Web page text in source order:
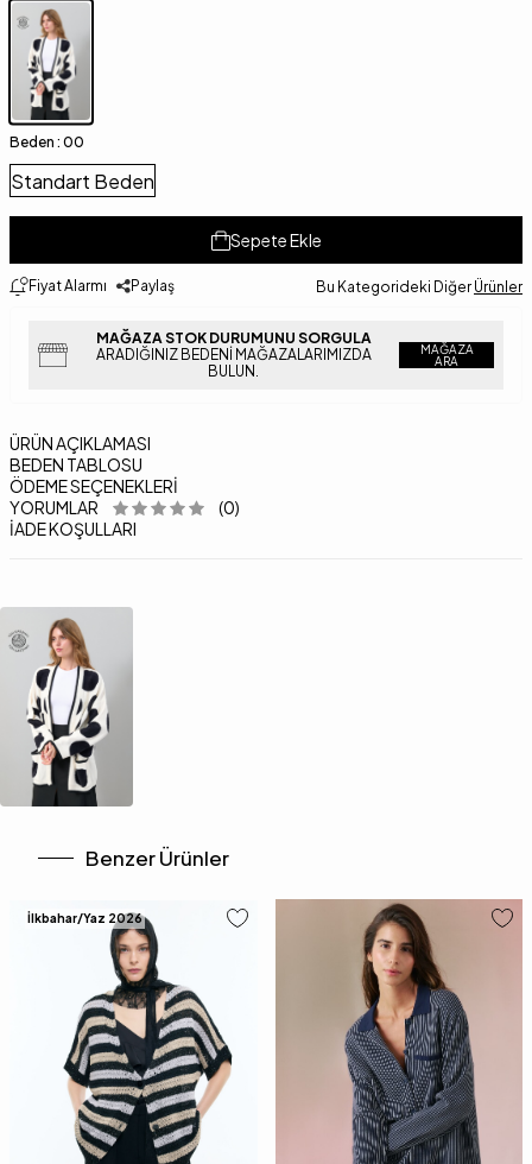
Beden : 00
Standart Beden
Sepete Ekle
Fiyat Alarmı Paylaş Bu Kategorideki Diğer Ürünler
MAĞAZA STOK DURUMUNU SORGULA
ARADIĞINIZ BEDENI MAĞAZALARIMIZDA
BULUN.
MAĞAZA
ARA
ÜRÜN AÇIKLAMASI
BEDEN TABLOSU
ÖDEME SEÇENEKLERI
YORUMLAR
(0)
İADE KOŞULLARI
Benzer Ürünler
İlkbahar/Yaz 2026